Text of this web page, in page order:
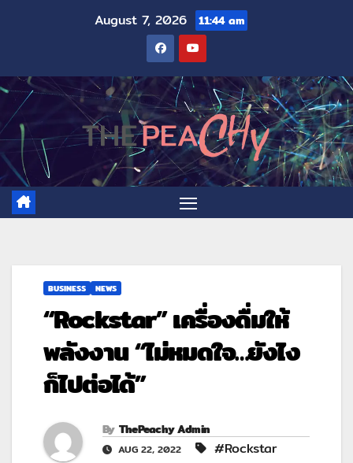
August 7, 2026 11:44 am
BUSINESS NEWS
“Rockstar” เครื่องดื่มให้
พลังงาน “ไม่หมดใจ…ยังไง
ก็ไปต่อได้”
By ThePeachy Admin
AUG 22, 2022 #Rockstar